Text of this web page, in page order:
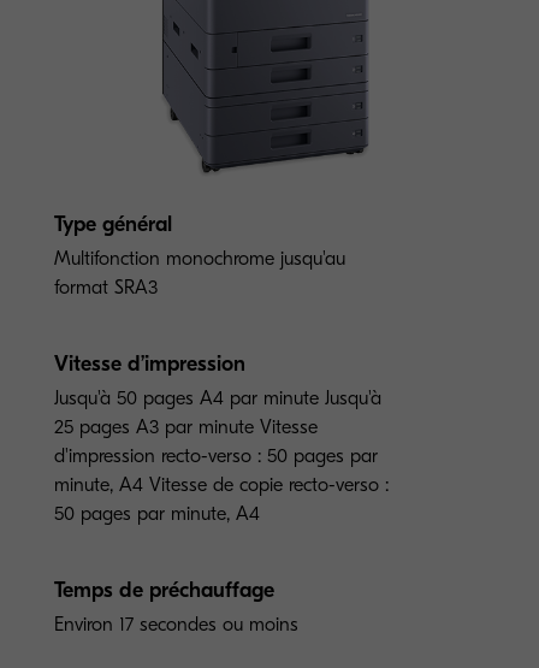
Type général
Multifonction monochrome jusqu'au
format SRA3
Vitesse d’impression
Jusqu'à 50 pages A4 par minute Jusqu'à
25 pages A3 par minute Vitesse
d'impression recto-verso : 50 pages par
minute, A4 Vitesse de copie recto-verso :
50 pages par minute, A4
Temps de préchauffage
Environ 17 secondes ou moins